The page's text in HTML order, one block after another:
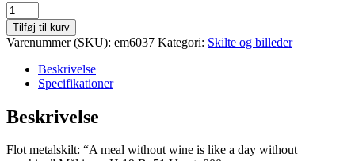
Emaljeskilt
"
A
meal
without
w.."
Tilføj til kurv
Varenummer (SKU): em6037 Kategori: Skilte og billeder
Beskrivelse
Specifikationer
Beskrivelse
Flot metalskilt: “A meal without wine is like a day without